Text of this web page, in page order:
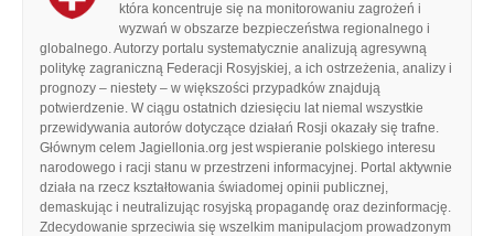
która koncentruje się na monitorowaniu zagrożeń i
wyzwań w obszarze bezpieczeństwa regionalnego i
globalnego. Autorzy portalu systematycznie analizują agresywną
politykę zagraniczną Federacji Rosyjskiej, a ich ostrzeżenia, analizy i
prognozy – niestety – w większości przypadków znajdują
potwierdzenie. W ciągu ostatnich dziesięciu lat niemal wszystkie
przewidywania autorów dotyczące działań Rosji okazały się trafne.
Głównym celem Jagiellonia.org jest wspieranie polskiego interesu
narodowego i racji stanu w przestrzeni informacyjnej. Portal aktywnie
działa na rzecz kształtowania świadomej opinii publicznej,
demaskując i neutralizując rosyjską propagandę oraz dezinformację.
Zdecydowanie sprzeciwia się wszelkim manipulacjom prowadzonym